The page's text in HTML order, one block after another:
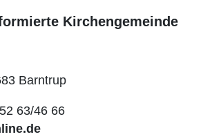
Kirchengemeinde
Barntrup
63/46 66